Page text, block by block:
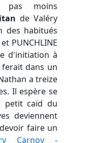
pas moins
de Valéry
des habitués
et PUNCHLINE
d'initiation à
dans un
a treize
Il espère se
petit caïd du
deviennent
faire un
Carnoy -